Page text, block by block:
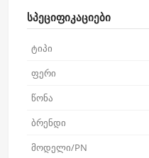
სპეციფიკაციები
ტიპი
ფერი
წონა
ბრენდი
მოდელი/PN